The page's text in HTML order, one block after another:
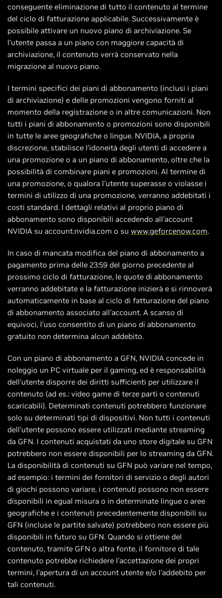
conseguente eliminazione di tutto il contenuto al termine
del ciclo di fatturazione applicabile. Successivamente è
possibile attivare un nuovo piano di archiviazione. Se
l’utente passa a un piano con maggiore capacità di
archiviazione, il contenuto verrà conservato nella
migrazione al nuovo piano.
I termini specifici dei piani di abbonamento (inclusi i piani
di archiviazione) e delle promozioni vengono forniti al
momento della registrazione o in altre comunicazioni. Non
tutti i piani di abbonamento o promozioni sono disponibili
in tutte le aree geografiche o lingue. NVIDIA, a propria
discrezione, stabilisce l'idoneità degli utenti di accedere a
una promozione o a un piano di abbonamento, oltre che la
possibilità di combinare piani e promozioni. Al termine di
una promozione, o qualora l'utente superasse o violasse i
termini di utilizzo di una promozione, verranno addebitati i
costi standard. I dettagli relativi al proprio piano di
abbonamento sono disponibili accedendo all'account
NVIDIA su account.nvidia.com o su www.geforcenow.com.
In caso di mancata modifica del piano di abbonamento a
pagamento prima delle 23:59 del giorno precedente al
prossimo ciclo di fatturazione, le quote di abbonamento
verranno addebitate e la fatturazione inizierà e si rinnoverà
automaticamente in base al ciclo di fatturazione del piano
di abbonamento associato all'account. A scanso di
equivoci, l'uso consentito di un piano di abbonamento
gratuito non determina alcun addebito.
Con un piano di abbonamento a GFN, NVIDIA concede in
noleggio un PC virtuale per il gaming, ed è responsabilità
dell'utente disporre dei diritti sufficienti per utilizzare il
contenuto (ad es.: video game di terze parti o contenuti
scaricabili). Determinati contenuti potrebbero funzionare
solo su determinati tipi di dispositivi. Non tutti i contenuti
dell'utente possono essere utilizzati mediante streaming
da GFN. I contenuti acquistati da uno store digitale su GFN
potrebbero non essere disponibili per lo streaming da GFN.
La disponibilità di contenuti su GFN può variare nel tempo,
ad esempio: i termini dei fornitori di servizio o degli autori
di giochi possono variare, i contenuti possono non essere
disponibili in egual misura o in determinate lingue o aree
geografiche e i contenuti precedentemente disponibili su
GFN (incluse le partite salvate) potrebbero non essere più
disponibili in futuro su GFN. Quando si ottiene del
contenuto, tramite GFN o altra fonte, il fornitore di tale
contenuto potrebbe richiedere l'accettazione dei propri
termini, l'apertura di un account utente e/o l'addebito per
tali contenuti.